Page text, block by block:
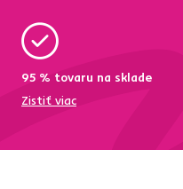
95 % tovaru na sklade
Zistiť viac